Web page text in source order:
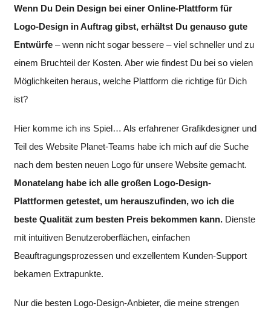
Wenn Du Dein Design bei einer Online-Plattform für
Logo-Design in Auftrag gibst, erhältst Du genauso gute
Entwürfe – wenn nicht sogar bessere – viel schneller und zu
einem Bruchteil der Kosten. Aber wie findest Du bei so vielen
Möglichkeiten heraus, welche Plattform die richtige für Dich
ist?
Hier komme ich ins Spiel… Als erfahrener Grafikdesigner und
Teil des Website Planet-Teams habe ich mich auf die Suche
nach dem besten neuen Logo für unsere Website gemacht.
Monatelang habe ich alle großen Logo-Design-
Plattformen getestet, um herauszufinden, wo ich die
beste Qualität zum besten Preis bekommen kann. Dienste
mit intuitiven Benutzeroberflächen, einfachen
Beauftragungsprozessen und exzellentem Kunden-Support
bekamen Extrapunkte.
Nur die besten Logo-Design-Anbieter, die meine strengen